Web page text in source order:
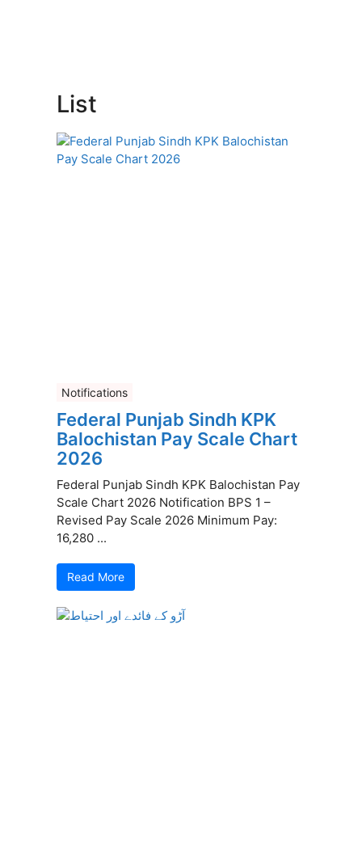
List
Notifications
Federal Punjab Sindh KPK
Balochistan Pay Scale Chart
2026
Federal Punjab Sindh KPK Balochistan Pay
Scale Chart 2026 Notification BPS 1 –
Revised Pay Scale 2026 Minimum Pay:
16,280 ...
Read More